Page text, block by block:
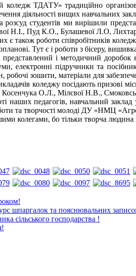
ТДАТУ» традиційно
діяльності вищих навчальних
студентів ми вирішили
Н.І., Пуд К.О., Булашевої Л.О,
є також роботи співробітників
Тут є і роботи з бісеру,
і методичний
електронні підручники та
робочі зошити, матеріали для
коледжу посідають призові
О.Л., Мілєвої Н.В.,
наших педагогів, навчальний заклад
та творчості молоді ДУ «НМЦ
колегами, бо тільки творча людина
шпаргалок та пояснювальних
сільського господарства !